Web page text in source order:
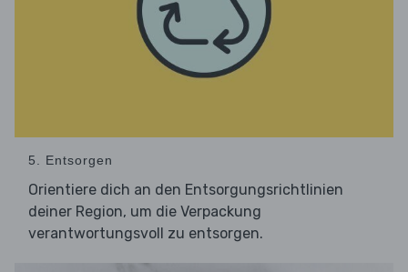
5. Entsorgen
Orientiere dich an den Entsorgungsrichtlinien
deiner Region, um die Verpackung
verantwortungsvoll zu entsorgen.